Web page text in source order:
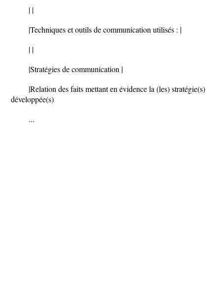
| |
|Techniques et outils de communication utilisés : |
| |
|Stratégies de communication |
|Relation des faits mettant en évidence la (les) stratégie(s)
développée(s)
...